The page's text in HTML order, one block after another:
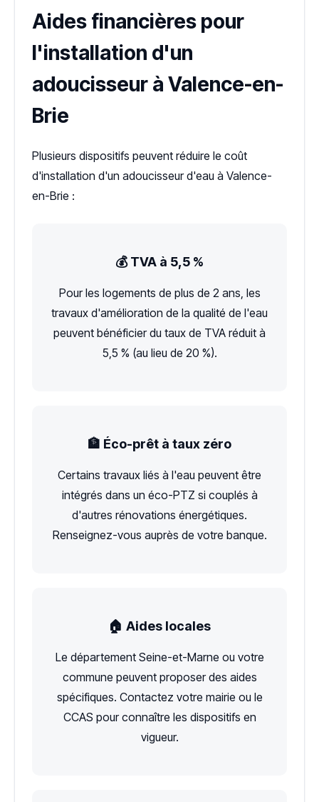
Aides financières pour
l'installation d'un
adoucisseur à Valence-en-
Brie
Plusieurs dispositifs peuvent réduire le coût
d'installation d'un adoucisseur d'eau à Valence-
en-Brie :
💰 TVA à 5,5 %
Pour les logements de plus de 2 ans, les
travaux d'amélioration de la qualité de l'eau
peuvent bénéficier du taux de TVA réduit à
5,5 % (au lieu de 20 %).
🏦 Éco-prêt à taux zéro
Certains travaux liés à l'eau peuvent être
intégrés dans un éco-PTZ si couplés à
d'autres rénovations énergétiques.
Renseignez-vous auprès de votre banque.
🏠 Aides locales
Le département Seine-et-Marne ou votre
commune peuvent proposer des aides
spécifiques. Contactez votre mairie ou le
CCAS pour connaître les dispositifs en
vigueur.